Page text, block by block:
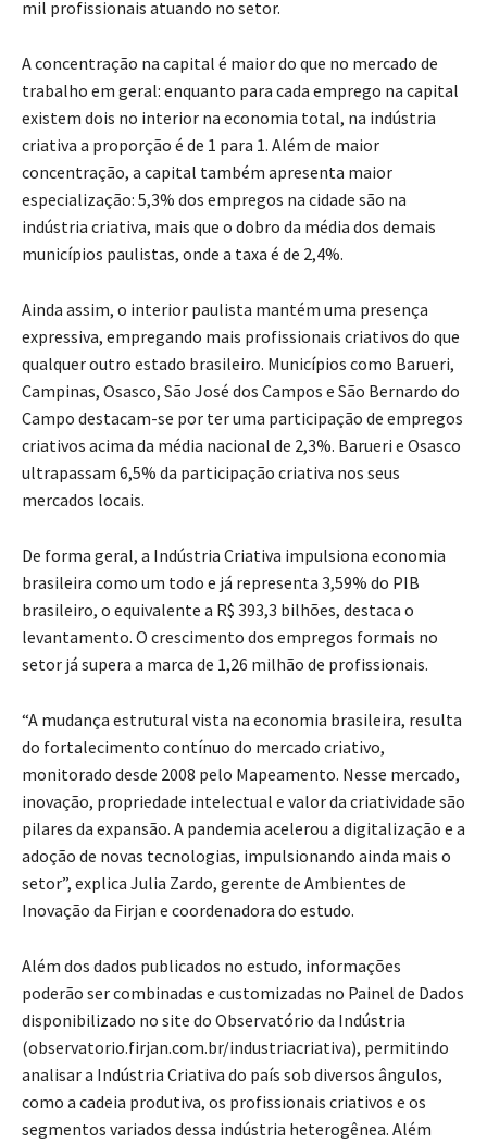
mil profissionais atuando no setor.
A concentração na capital é maior do que no mercado de
trabalho em geral: enquanto para cada emprego na capital
existem dois no interior na economia total, na indústria
criativa a proporção é de 1 para 1. Além de maior
concentração, a capital também apresenta maior
especialização: 5,3% dos empregos na cidade são na
indústria criativa, mais que o dobro da média dos demais
municípios paulistas, onde a taxa é de 2,4%.
Ainda assim, o interior paulista mantém uma presença
expressiva, empregando mais profissionais criativos do que
qualquer outro estado brasileiro. Municípios como Barueri,
Campinas, Osasco, São José dos Campos e São Bernardo do
Campo destacam-se por ter uma participação de empregos
criativos acima da média nacional de 2,3%. Barueri e Osasco
ultrapassam 6,5% da participação criativa nos seus
mercados locais.
De forma geral, a Indústria Criativa impulsiona economia
brasileira como um todo e já representa 3,59% do PIB
brasileiro, o equivalente a R$ 393,3 bilhões, destaca o
levantamento. O crescimento dos empregos formais no
setor já supera a marca de 1,26 milhão de profissionais.
“A mudança estrutural vista na economia brasileira, resulta
do fortalecimento contínuo do mercado criativo,
monitorado desde 2008 pelo Mapeamento. Nesse mercado,
inovação, propriedade intelectual e valor da criatividade são
pilares da expansão. A pandemia acelerou a digitalização e a
adoção de novas tecnologias, impulsionando ainda mais o
setor”, explica Julia Zardo, gerente de Ambientes de
Inovação da Firjan e coordenadora do estudo.
Além dos dados publicados no estudo, informações
poderão ser combinadas e customizadas no Painel de Dados
disponibilizado no site do Observatório da Indústria
(observatorio.firjan.com.br/industriacriativa), permitindo
analisar a Indústria Criativa do país sob diversos ângulos,
como a cadeia produtiva, os profissionais criativos e os
segmentos variados dessa indústria heterogênea. Além